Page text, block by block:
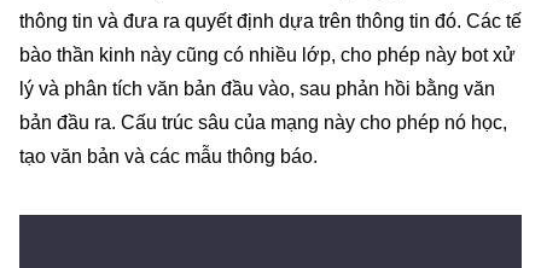
thông tin và đưa ra quyết định dựa trên thông tin đó. Các tế
bào thần kinh này cũng có nhiều lớp, cho phép này bot xử
lý và phân tích văn bản đầu vào, sau phản hồi bằng văn
bản đầu ra. Cấu trúc sâu của mạng này cho phép nó học,
tạo văn bản và các mẫu thông báo.